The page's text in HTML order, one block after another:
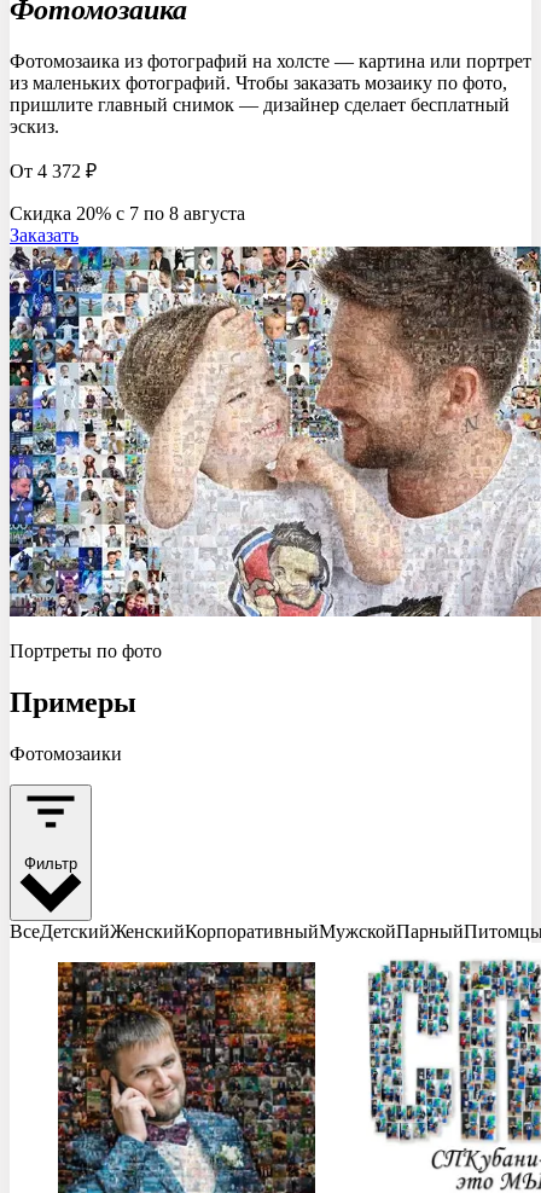
Фотомозаика
Фотомозаика из фотографий на холсте — картина или портрет
из маленьких фотографий. Чтобы заказать мозаику по фото,
пришлите главный снимок — дизайнер сделает бесплатный
эскиз.
От 4 372 ₽
Скидка 20% c 7 по 8 августа
Заказать
Портреты по фото
Примеры
Фотомозаики
Фильтр
ВсеДетскийЖенскийКорпоративныйМужскойПарный